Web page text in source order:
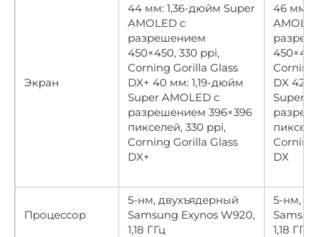
Экран
44 мм: 1,36-дюйм Super
AMOLED с
разрешением
450×450, 330 ppi,
Corning Gorilla Glass
DX+ 40 мм: 1,19-дюйм
Super AMOLED с
разрешением 396×396
пикселей, 330 ppi,
Corning Gorilla Glass
DX+
46 мм:
Corning
DX 42
Super
Corning
DX
Процессор
5-нм, двухъядерный
Samsung Exynos W920,
1,18 ГГц
5-нм,
1,18 ГГц